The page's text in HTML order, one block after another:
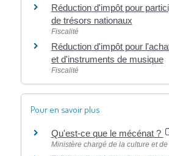
Réduction d'impôt pour
de trésors nationaux
Fiscalité
Réduction d'impôt pour
et d'instruments de musique
Fiscalité
Pour en savoir plus
Qu'est-ce que le mécénat ?
Ministère chargé de la culture et